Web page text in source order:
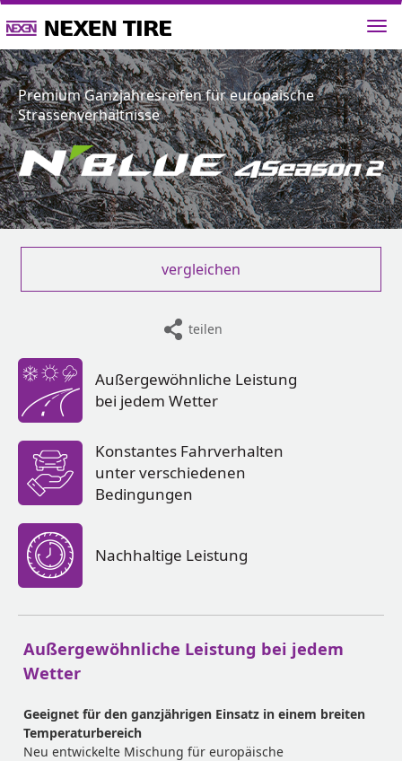
Premium Ganzjahresreifen für europäische
Strassenverhältnisse
vergleichen
teilen
Außergewöhnliche Leistung
bei jedem Wetter
Konstantes Fahrverhalten
unter verschiedenen
Bedingungen
Nachhaltige Leistung
Außergewöhnliche Leistung bei jedem
Wetter
Geeignet für den ganzjährigen Einsatz in einem breiten
Temperaturbereich
Neu entwickelte Mischung für europäische